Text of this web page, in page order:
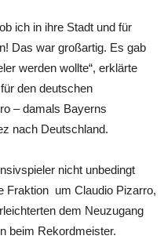
ich in ihre Stadt und für
Das war großartig. Es gab
werden wollte“, erklärte
den deutschen
– damals Bayerns
nach Deutschland.
nicht unbedingt
Fraktion um Claudio Pizarro,
dem Neuzugang
beim Rekordmeister.